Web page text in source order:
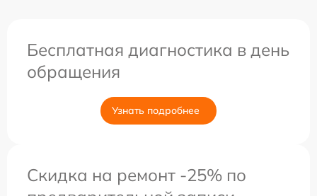
Бесплатная диагностика в день
обращения
Узнать подробнее
Скидка на ремонт -25% по